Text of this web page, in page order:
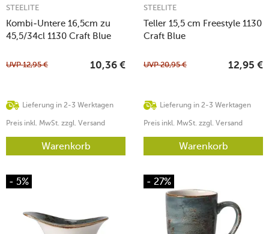
Kombi-Untere 16,5cm zu
45,5/34cl 1130 Craft Blue
STEELITE
Lieferung in 2-3 Werktagen
UVP12,95 € 10,36 €
Preis inkl. MwSt. zzgl. Versand
Warenkorb
Teller 15,5 cm Freestyle 1130
Craft Blue
STEELITE
Lieferung in 2-3 Werktagen
UVP20,95 € 12,95 €
Preis inkl. MwSt. zzgl. Versand
Warenkorb
- 5% - 27%